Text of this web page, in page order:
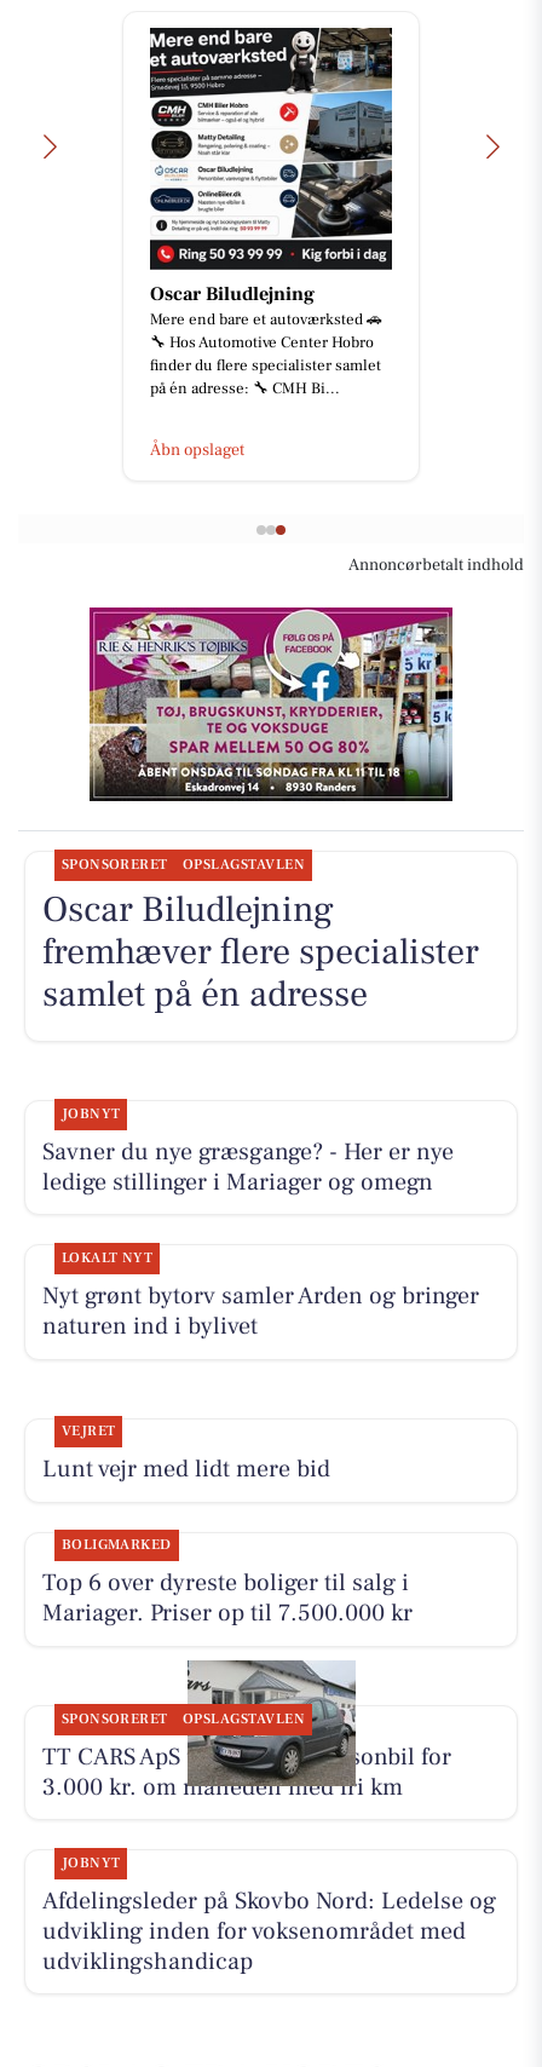
Oscar Biludlejning
Mere end bare et autoværksted 🚗
🔧 Hos Automotive Center Hobro
finder du flere specialister samlet
på én adresse: 🔧 CMH Bi...
Åbn opslaget
Annoncørbetalt indhold
SPONSORERET OPSLAGSTAVLEN
Oscar Biludlejning
fremhæver flere specialister
samlet på én adresse
JOBNYT
Savner du nye græsgange? - Her er nye
ledige stillinger i Mariager og omegn
LOKALT NYT
Nyt grønt bytorv samler Arden og bringer
naturen ind i bylivet
VEJRET
Lunt vejr med lidt mere bid
BOLIGMARKED
Top 6 over dyreste boliger til salg i
Mariager. Priser op til 7.500.000 kr
SPONSORERET OPSLAGSTAVLEN
TT CARS ApS udlejer lille personbil for
3.000 kr. om måneden med fri km
JOBNYT
Afdelingsleder på Skovbo Nord: Ledelse og
udvikling inden for voksenområdet med
udviklingshandicap